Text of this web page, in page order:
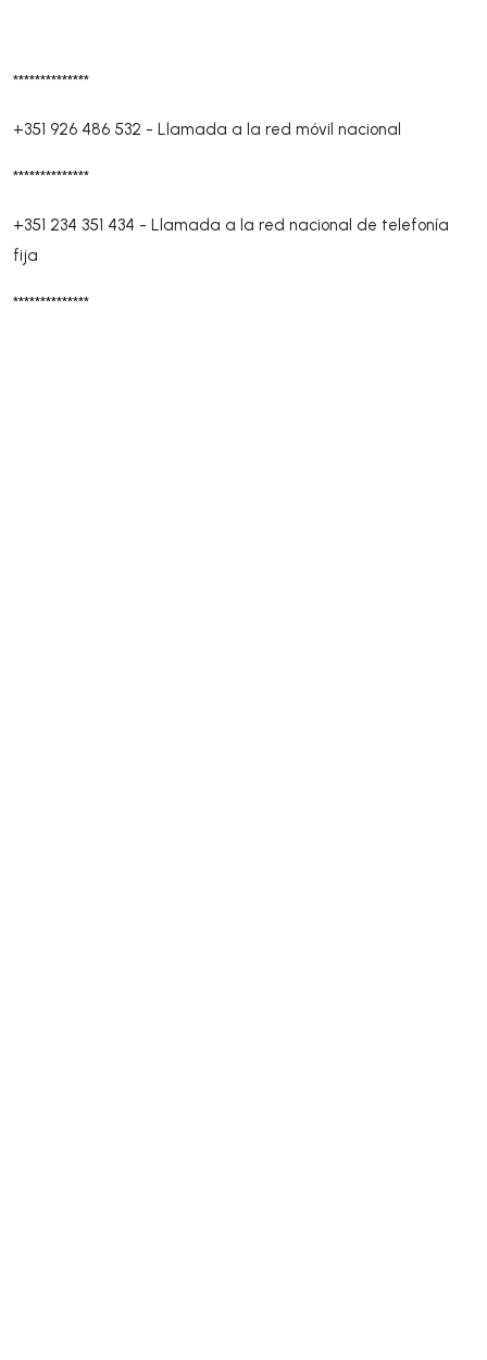
**************
+351 926 486 532 - Llamada a la red móvil nacional
**************
+351 234 351 434 - Llamada a la red nacional de telefonía
fija
**************